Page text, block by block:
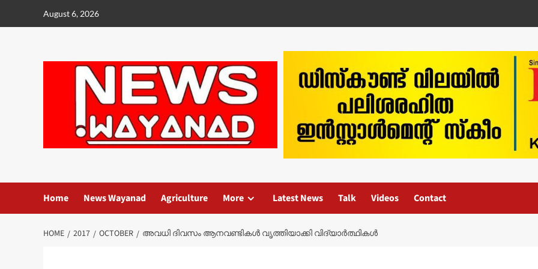
August 6, 2026
Home News Wayanad Agriculture More Latest News Talk Videos Contact
HOME 2017 OCTOBER അവധി ദിവസം ആനവണ്ടികൾ വൃത്തിയാക്കി വിദ്യാർത്ഥികൾ